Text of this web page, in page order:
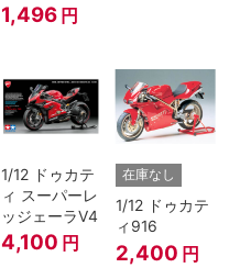
1,496 円
1/12 ドゥカテ
ィ スーパーレ
ッジェーラV4
4,100 円
在庫なし
1/12 ドゥカテ
ィ916
2,400 円